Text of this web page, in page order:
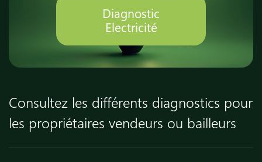
Diagnostic
Electricité
Consultez les différents diagnostics pour
les propriétaires vendeurs ou bailleurs